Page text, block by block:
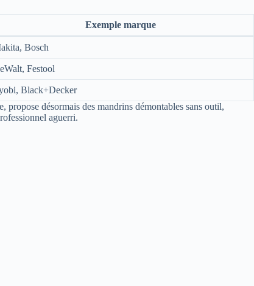
Exemple marque
Bosch
Festool
Black+Decker
désormais des mandrins démontables sans outil,
aguerri.